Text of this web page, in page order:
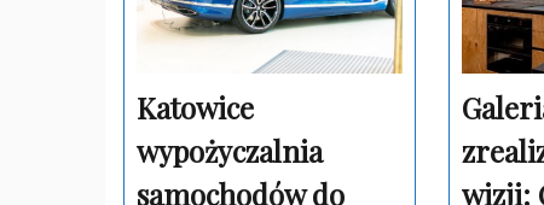
Katowice
wypożyczalnia
samochodów do
wizji: